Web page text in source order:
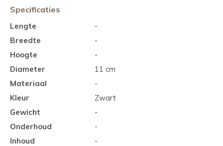
Specificaties
Lengte
-
Breedte
-
Hoogte
-
Diameter
11 cm
Materiaal
-
Kleur
Zwart
Gewicht
-
Onderhoud
-
Inhoud
-